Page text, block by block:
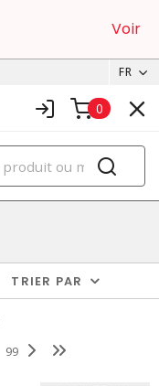
Voir
FR
0
TRIER PAR
99